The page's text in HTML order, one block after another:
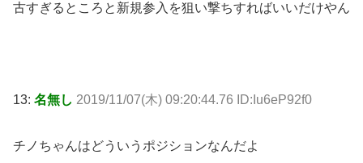
古すぎるところと新規参入を狙い撃ちすればいいだけやん
13: 名無し 2019/11/07(木) 09:20:44.76 ID:Iu6eP92f0
チノちゃんはどういうポジションなんだよ